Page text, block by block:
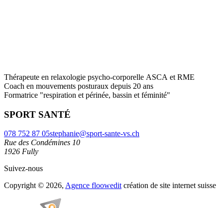
Thérapeute en relaxologie psycho-corporelle ASCA et RME
Coach en mouvements posturaux depuis 20 ans
Formatrice "respiration et périnée, bassin et féminité"
SPORT SANTÉ
078 752 87 05stephanie@sport-sante-vs.ch
Rue des Condémines 10
1926 Fully
Suivez-nous
Copyright © 2026, Agence flooweditcréation de site internet suisse